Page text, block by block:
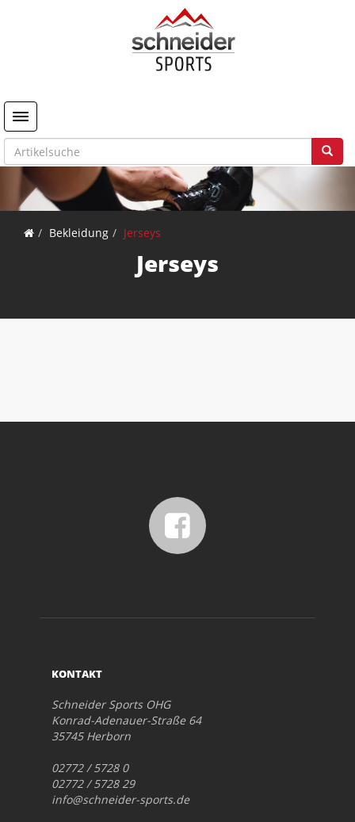
Toggle navigation
Bekleidung Jerseys
Jerseys
KONTAKT
Schneider Sports OHG
Konrad-Adenauer-Straße 64
35745 Herborn
02772 / 5728 0
02772 / 5728 29
info@schneider-sports.de